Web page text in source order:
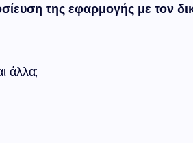
της εφαρμογής με τον
άλλα;